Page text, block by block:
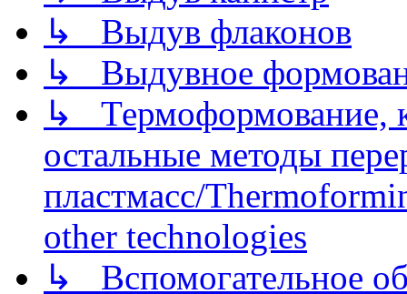
↳ Выдув флаконов
↳ Выдувное
↳ Термоформование,
остальные методы
пластмасс/
other technologies
↳ Вспомогательное